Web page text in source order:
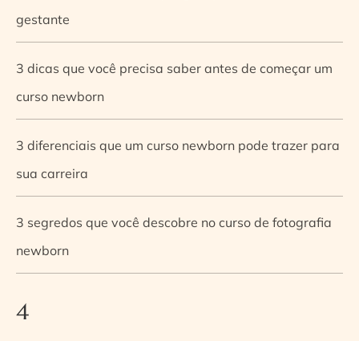
gestante
3 dicas que você precisa saber antes de começar um
curso newborn
3 diferenciais que um curso newborn pode trazer para
sua carreira
3 segredos que você descobre no curso de fotografia
newborn
4